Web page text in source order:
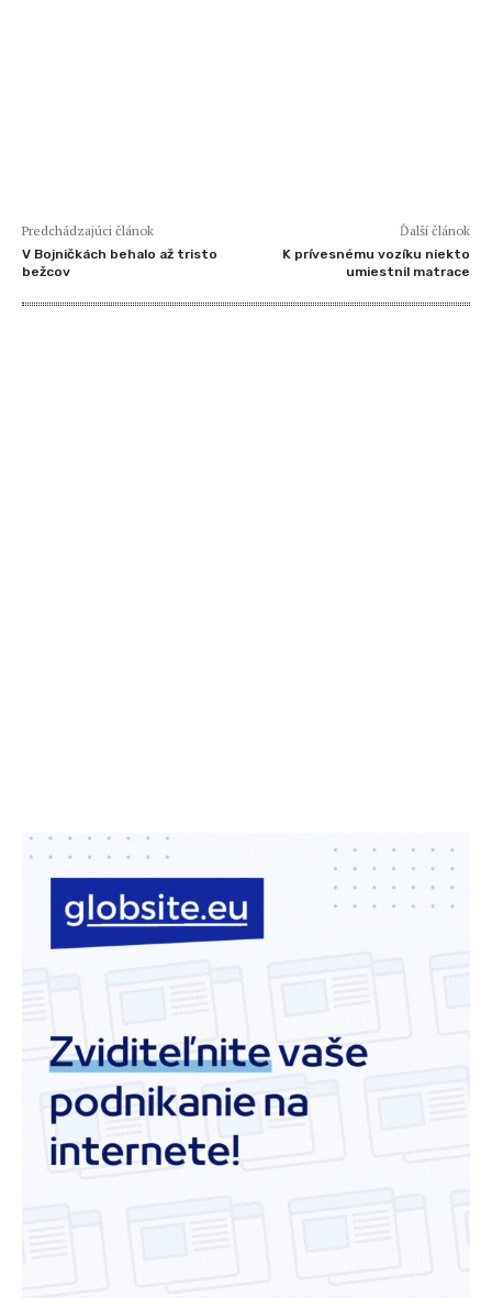
Predchádzajúci článok
V Bojničkách behalo až tristo
bežcov
Ďalší článok
K prívesnému vozíku niekto
umiestnil matrace